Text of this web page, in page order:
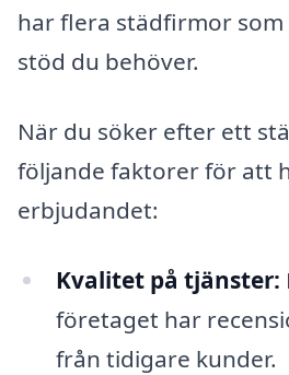
har flera städfirmor som
stöd du behöver.
När du söker efter ett
följande faktorer för att
erbjudandet:
Kvalitet på tjänster:
företaget har
från tidigare kunder.